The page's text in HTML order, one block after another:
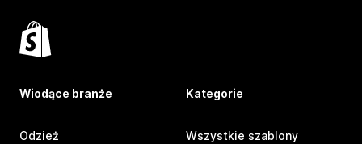
Wiodące branże
Odzież
Kategorie
Wszystkie szablony